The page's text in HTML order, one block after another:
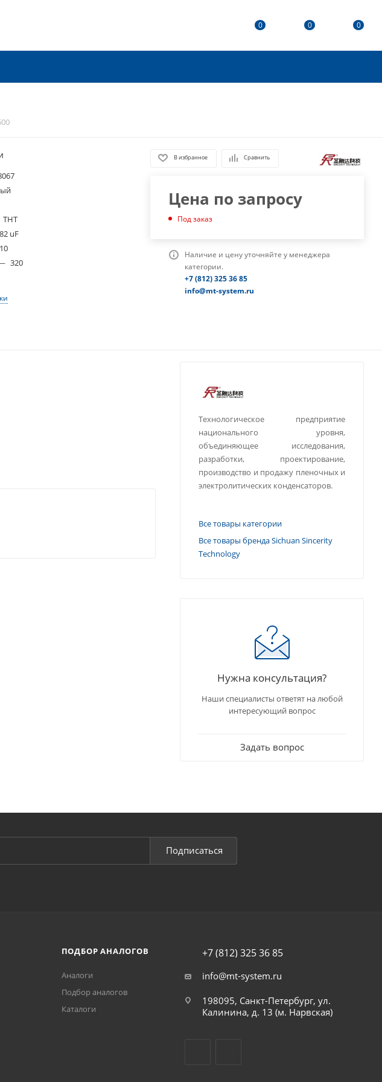
0 0 0
THT
uF
10
320
В избранное Сравнить
Цена по запросу
Под заказ
Наличие и цену уточняйте у менеджера
категории.
+7 (812) 325 36 85
info@mt-system.ru
Технологическое предприятие
национального уровня,
объединяющее исследования,
разработки, проектирование,
производство и продажу пленочных и
электролитических конденсаторов.
Все товары категории
Все товары бренда Sichuan Sincerity
Technology
Нужна консультация?
Наши специалисты ответят на любой
интересующий вопрос
Задать вопрос
Подписаться
ПОДБОР АНАЛОГОВ
Аналоги
Подбор аналогов
Каталоги
+7 (812) 325 36 85
info@mt-system.ru
198095, Санкт-Петербург, ул.
Калинина, д. 13 (м. Нарвская)